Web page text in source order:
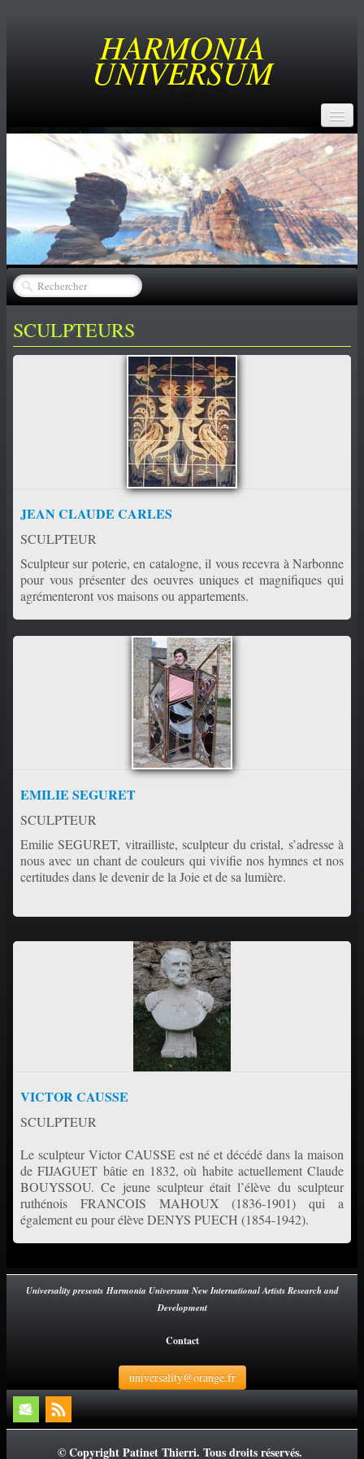
HARMONIA
UNIVERSUM
ACCUEIL
BUT
SERVICES
CREATEURS▼
CATALOGUE
NEWS
PORTFOLIO▼
CONTACT
SCULPTEURS
JEAN CLAUDE CARLES
SCULPTEUR
Sculpteur sur poterie, en catalogne, il vous recevra à Narbonne
pour vous présenter des oeuvres uniques et magnifiques qui
agrémenteront vos maisons ou appartements.
EMILIE SEGURET
SCULPTEUR
Emilie SEGURET, vitrailliste, sculpteur du cristal, s’adresse à
nous avec un chant de couleurs qui vivifie nos hymnes et nos
certitudes dans le devenir de la Joie et de sa lumière.
VICTOR CAUSSE
SCULPTEUR
Le sculpteur Victor CAUSSE est né et décédé dans la maison
de FIJAGUET bâtie en 1832, où habite actuellement Claude
BOUYSSOU. Ce jeune sculpteur était l’élève du sculpteur
ruthénois FRANCOIS MAHOUX (1836-1901) qui a
également eu pour élève DENYS PUECH (1854-1942).
Universality presents Harmonia Universum New International Artists Research and
Development
Contact
universality@orange.fr
© Copyright Patinet Thierri. Tous droits réservés.